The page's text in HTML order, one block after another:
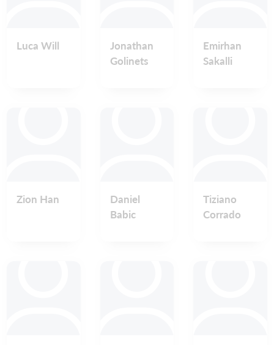
Luca Will
Jonathan
Golinets
Emirhan
Sakalli
Zion Han
Daniel
Babic
Tiziano
Corrado